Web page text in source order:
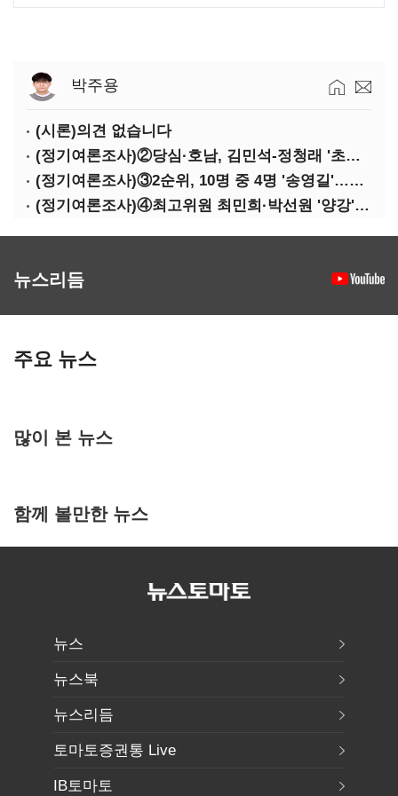
박주용
(시론)의견 없습니다
(정기여론조사)②당심·호남, 김민석-정청래 '초접전'
(정기여론조사)③2순위, 10명 중 4명 '송영길'…정청래 '한 자릿수'
(정기여론조사)④최고위원 최민희·박선원 '양강'…서미화·이성윤·임미애 뒤이어
뉴스리듬
주요 뉴스
많이 본 뉴스
함께 볼만한 뉴스
뉴스
뉴스북
뉴스리듬
토마토증권통 Live
IB토마토